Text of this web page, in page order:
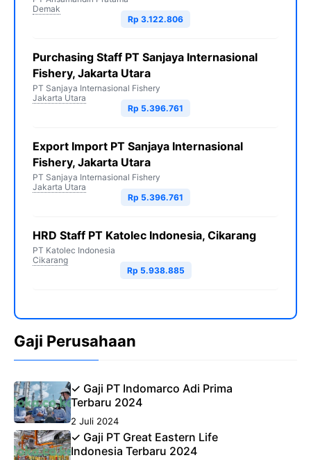
Demak
Rp 3.122.806
Purchasing Staff PT Sanjaya Internasional
Fishery, Jakarta Utara
PT Sanjaya Internasional Fishery
Jakarta Utara
Rp 5.396.761
Export Import PT Sanjaya Internasional
Fishery, Jakarta Utara
PT Sanjaya Internasional Fishery
Jakarta Utara
Rp 5.396.761
HRD Staff PT Katolec Indonesia, Cikarang
PT Katolec Indonesia
Cikarang
Rp 5.938.885
Gaji Perusahaan
✓ Gaji PT Indomarco Adi Prima
Terbaru 2024
2 Juli 2024
✓ Gaji PT Great Eastern Life
Indonesia Terbaru 2024